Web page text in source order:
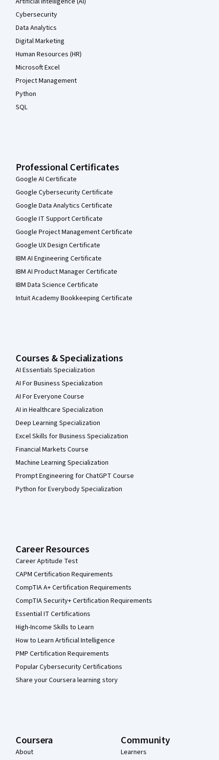
Cybersecurity
Data Analytics
Digital Marketing
Human Resources (HR)
Microsoft Excel
Project Management
Python
SQL
Professional Certificates
Google AI Certificate
Google Cybersecurity Certificate
Google Data Analytics Certificate
Google IT Support Certificate
Google Project Management Certificate
Google UX Design Certificate
IBM AI Engineering Certificate
IBM AI Product Manager Certificate
IBM Data Science Certificate
Intuit Academy Bookkeeping Certificate
Courses & Specializations
AI Essentials Specialization
AI For Business Specialization
AI For Everyone Course
AI in Healthcare Specialization
Deep Learning Specialization
Excel Skills for Business Specialization
Financial Markets Course
Machine Learning Specialization
Prompt Engineering for ChatGPT Course
Python for Everybody Specialization
Career Resources
Career Aptitude Test
CAPM Certification Requirements
CompTIA A+ Certification Requirements
CompTIA Security+ Certification Requirements
Essential IT Certifications
High-Income Skills to Learn
How to Learn Artificial Intelligence
PMP Certification Requirements
Popular Cybersecurity Certifications
Share your Coursera learning story
Coursera
About
Community
Learners